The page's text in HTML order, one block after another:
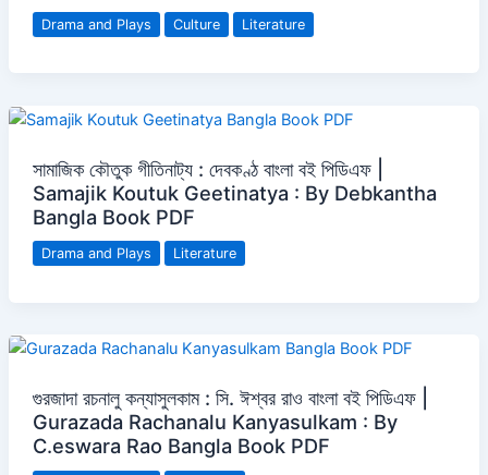
Drama and Plays Culture Literature
সামাজিক কৌতুক গীতিনাট্য : দেবকণ্ঠ বাংলা বই পিডিএফ |
Samajik Koutuk Geetinatya : By Debkantha
Bangla Book PDF
Drama and Plays Literature
গুরজাদা রচনালু কন্যাসুলকাম : সি. ঈশ্বর রাও বাংলা বই পিডিএফ |
Gurazada Rachanalu Kanyasulkam : By
C.eswara Rao Bangla Book PDF